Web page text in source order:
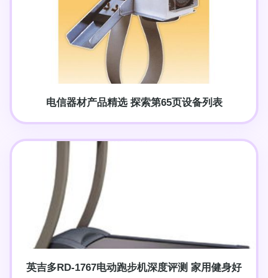
电信器材产品精选 探索第65页设备列表
英吉多RD-1767电动跑步机深度评测 家用健身好